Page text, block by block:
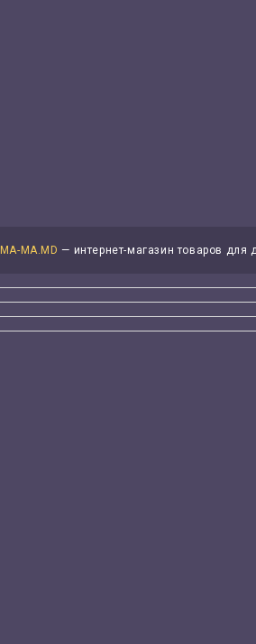
MA-MA.MD — интернет-магазин товаров для